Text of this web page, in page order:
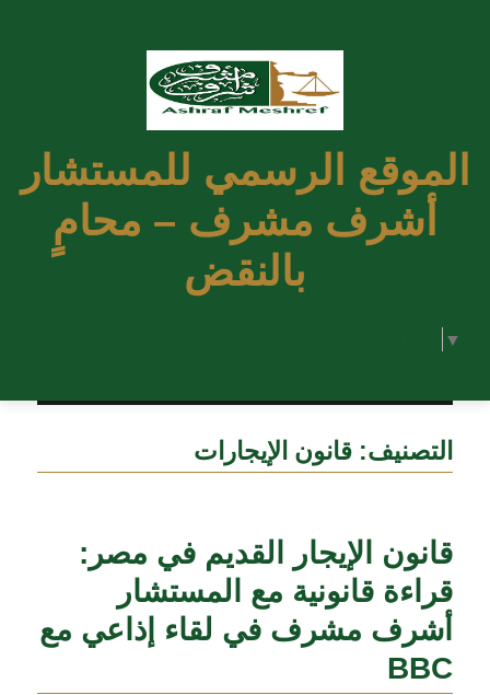
الموقع الرسمي للمستشار
أشرف مشرف – محامٍ
بالنقض
▼
التصنيف:قانون الإيجارات
قانون الإيجار القديم في مصر:
قراءة قانونية مع المستشار
أشرف مشرف في لقاء إذاعي مع
BBC